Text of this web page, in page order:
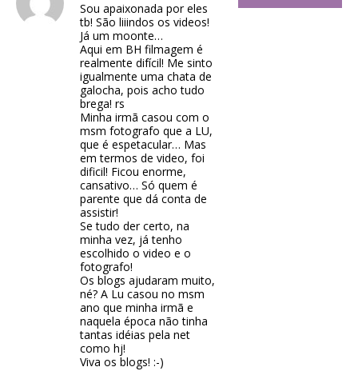
Sou apaixonada por eles
tb! São liiindos os videos!
Já um moonte…
Aqui em BH filmagem é
realmente difícil! Me sinto
igualmente uma chata de
galocha, pois acho tudo
brega! rs
Minha irmã casou com o
msm fotografo que a LU,
que é espetacular… Mas
em termos de video, foi
dificil! Ficou enorme,
cansativo… Só quem é
parente que dá conta de
assistir!
Se tudo der certo, na
minha vez, já tenho
escolhido o video e o
fotografo!
Os blogs ajudaram muito,
né? A Lu casou no msm
ano que minha irmã e
naquela época não tinha
tantas idéias pela net
como hj!
Viva os blogs! :-)